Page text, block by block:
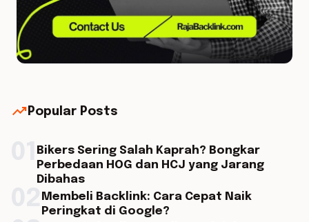
trending_up Popular Posts
Bikers Sering Salah Kaprah? Bongkar
Perbedaan HOG dan HCJ yang Jarang
Dibahas
Membeli Backlink: Cara Cepat Naik
Peringkat di Google?